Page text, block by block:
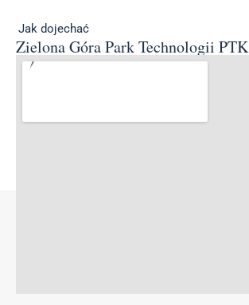
Zielona Góra Park Technologii PTK
Jak dojechać